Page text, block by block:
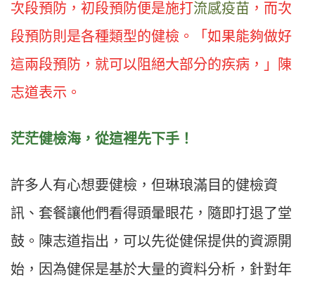
次段預防，初段預防便是施打流感疫苗 ，而次
段預防則是各種類型的健檢。「如果能夠做好
這兩段預防，就可以阻絕大部分的疾病，」陳
志道表示。
茫茫健檢海，從這裡先下手！
許多人有心想要健檢，但琳琅滿目的健檢資
訊、套餐讓他們看得頭暈眼花，隨即打退了堂
鼓。陳志道指出，可以先從健保提供的資源開
始，因為健保是基於大量的資料分析，針對年